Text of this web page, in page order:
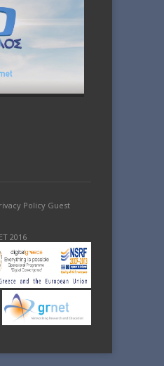
Policy Guest
2016